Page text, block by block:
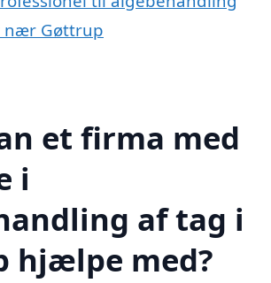
nær Gøttrup
et firma med
i
af tag i
hjælpe med?